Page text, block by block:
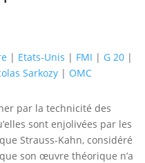
| Etats-Unis | FMI | G 20 |
Sarkozy | OMC
par la technicité des
sont enjolivées par les
Strauss-Kahn, considéré
son œuvre théorique n’a